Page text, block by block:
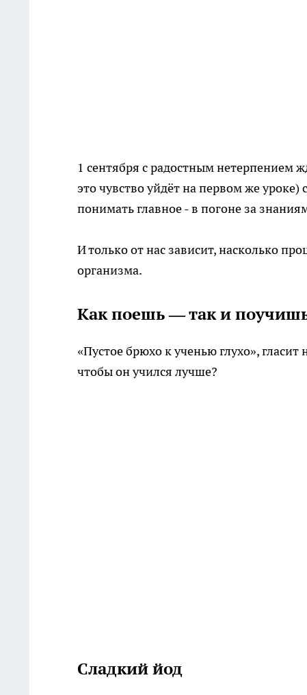
1 сентября с радостным нетерпением
это чувство уйдёт на первом же
понимать главное - в погоне за
И только от нас зависит, насколько
организма.
Как поешь — так и
«Пустое брюхо к ученью глухо»,
чтобы он учился лучше?
Сладкий йод